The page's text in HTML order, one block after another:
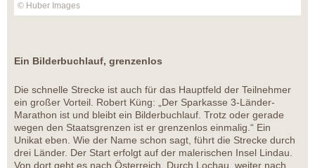
© Huber Images
Ein Bilderbuchlauf, grenzenlos
Die schnelle Strecke ist auch für das Hauptfeld der Teilnehmer
ein großer Vorteil. Robert Küng: „Der Sparkasse 3-Länder-
Marathon ist und bleibt ein Bilderbuchlauf. Trotz oder gerade
wegen den Staatsgrenzen ist er grenzenlos einmalig.“ Ein
Unikat eben. Wie der Name schon sagt, führt die Strecke durch
drei Länder. Der Start erfolgt auf der malerischen Insel Lindau.
Von dort geht es nach Österreich. Durch Lochau, weiter nach